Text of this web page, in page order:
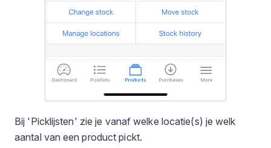
Bij 'Picklijsten' zie je vanaf welke locatie(s) je welk
aantal van een product pickt.